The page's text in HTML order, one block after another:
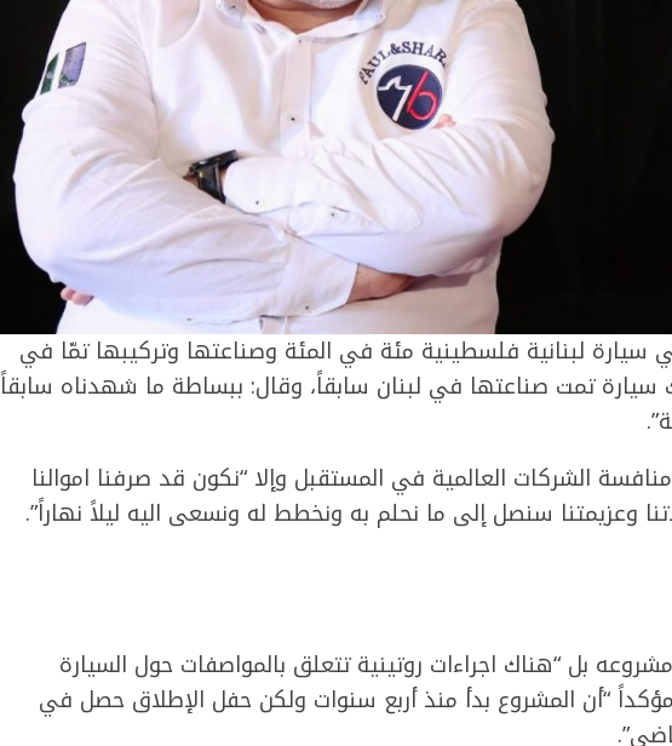
لبنانية فلسطينية مئة في المئة وصناعتها وتركيبها تمّا في
تمت صناعتها في لبنان سابقاً، وقال: ببساطة ما شهدناه سابقاً
الشركات العالمية في المستقبل وإلا “نكون قد صرفنا اموالنا
وعزيمتنا سنصل إلى ما نحلم به ونخطط له ونسعى اليه ليلاً نهاراً”.
بل “هناك اجراءات روتينية تتعلق بالمواصفات حول السيارة
“أن المشروع بدأ منذ أربع سنوات ولكن حفل الإطلاق حصل في